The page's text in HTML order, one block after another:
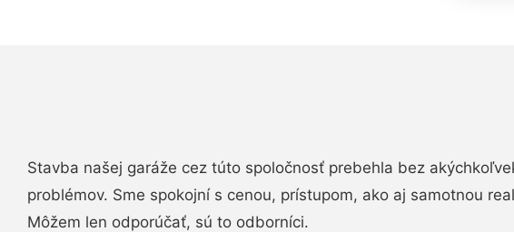
Stavba našej garáže cez túto spoločnosť prebehla bez
problémov. Sme spokojní s cenou, prístupom, ako aj samotnou
Môžem len odporúčať, sú to odborníci.